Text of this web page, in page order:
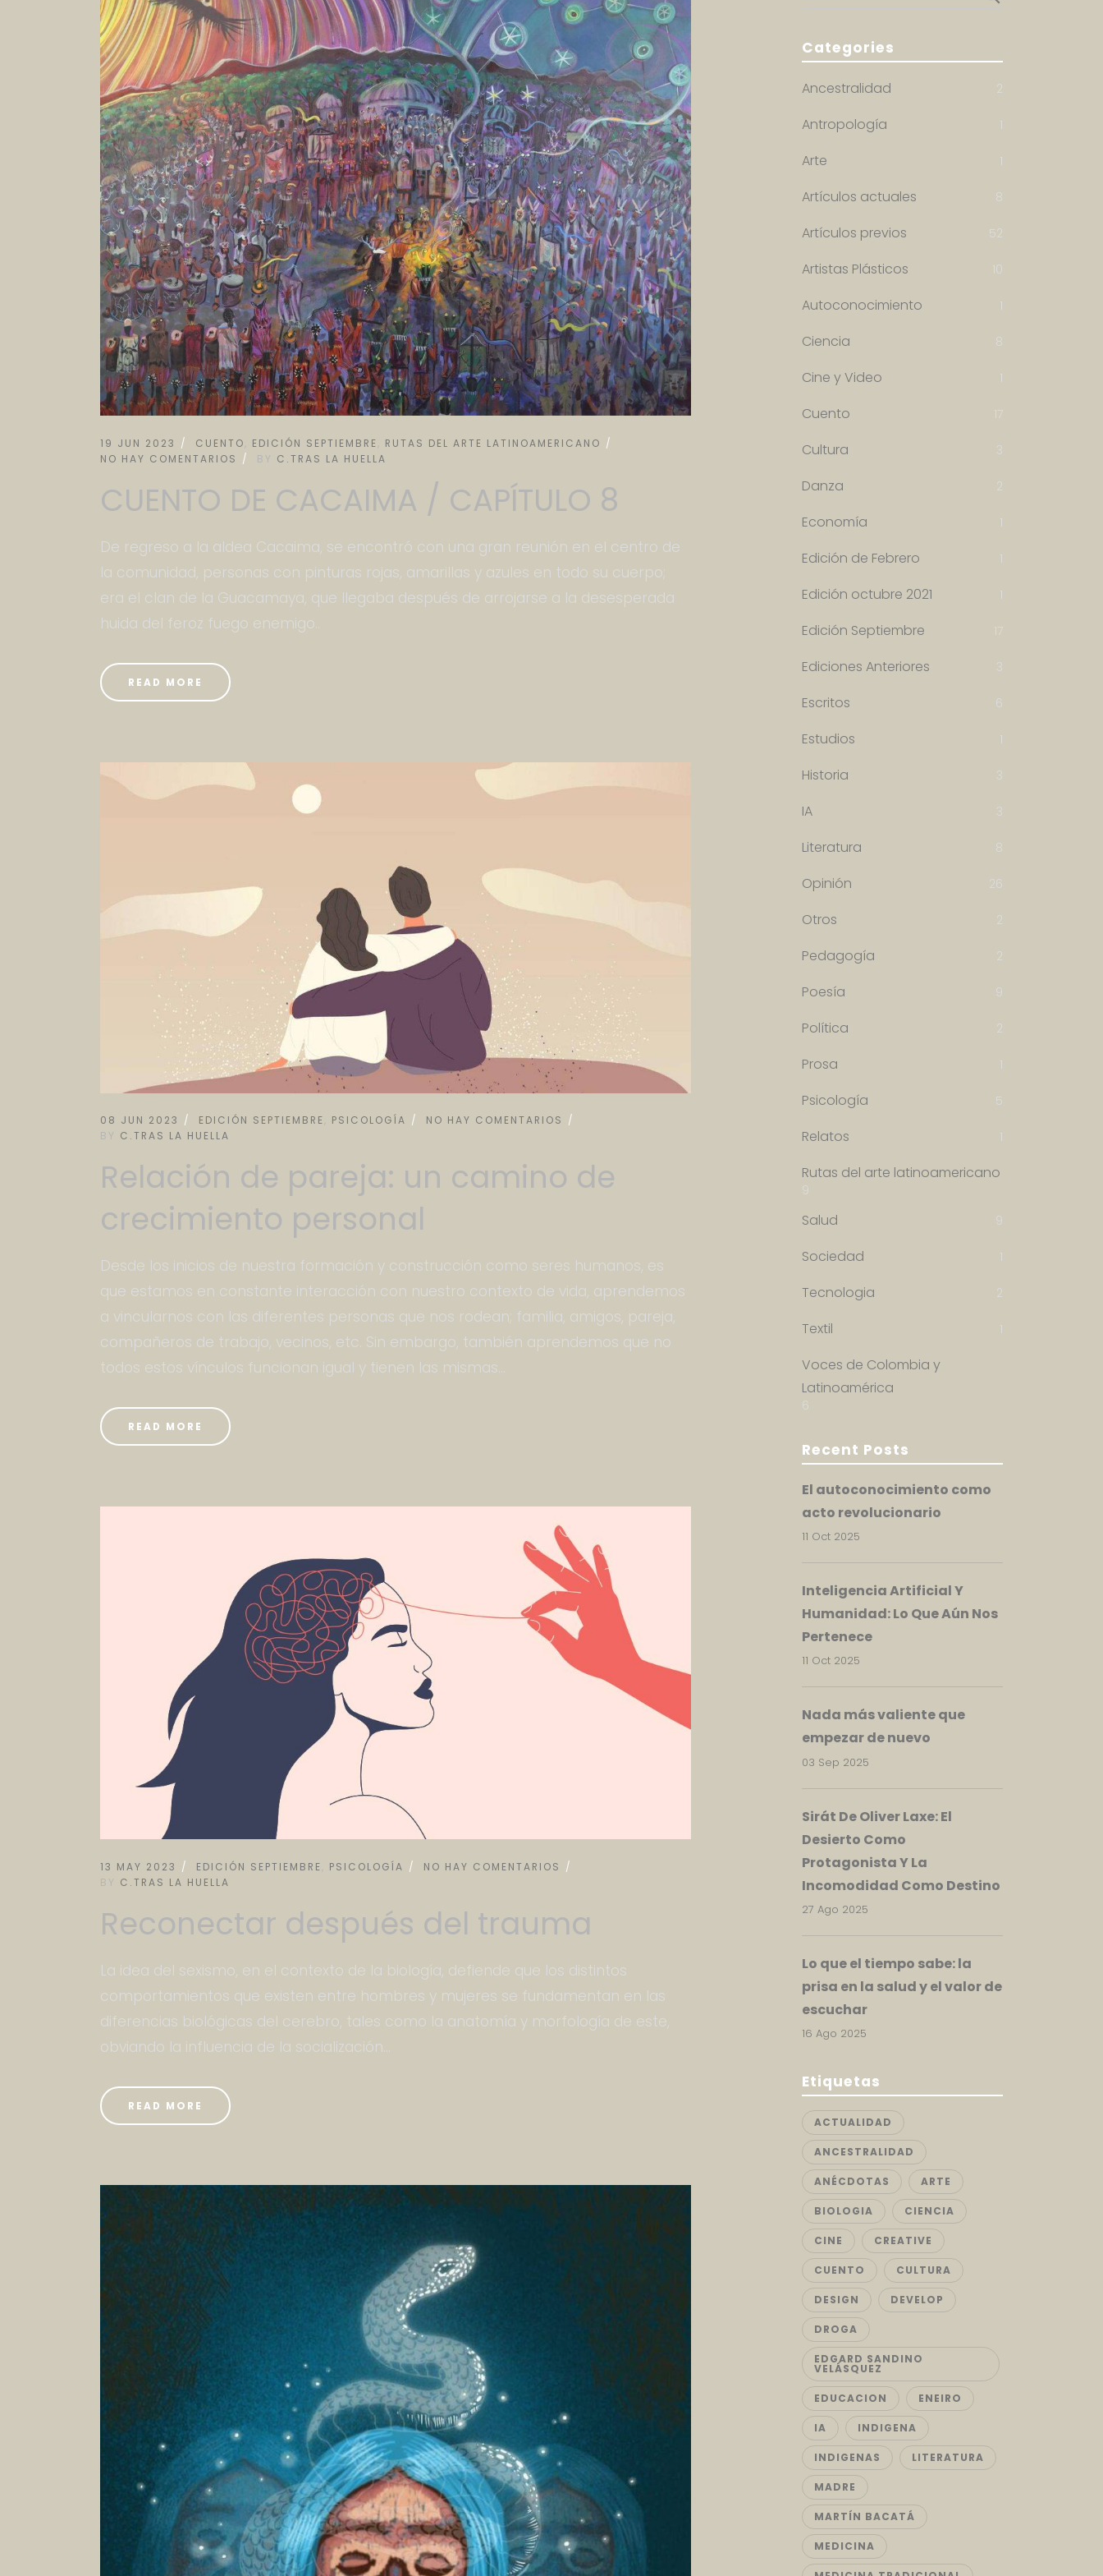
19 JUN 2023 CUENTO EDICIÓN SEPTIEMBRE
RUTAS DEL ARTE LATINOAMERICANO
NO HAY COMENTARIOS
BY C.TRAS LA HUELLA
CUENTO DE CACAIMA / CAPÍTULO 8
De regreso a la aldea Cacaima, se encontró con una gran reunión en el centro de
la comunidad, personas con pinturas rojas, amarillas y azules en todo su cuerpo;
era el clan de la Guacamaya, que llegaba después de arrojarse a la desesperada
huida del feroz fuego enemigo..
READ MORE
08 JUN 2023 EDICIÓN SEPTIEMBRE PSICOLOGÍA
NO HAY COMENTARIOS
BY C.TRAS LA HUELLA
Relación de pareja: un camino de
crecimiento personal
Desde los inicios de nuestra formación y construcción como seres humanos, es
que estamos en constante interacción con nuestro contexto de vida, aprendemos
a vincularnos con las diferentes personas que nos rodean; familia, amigos, pareja,
compañeros de trabajo, vecinos, etc. Sin embargo, también aprendemos que no
todos estos vínculos funcionan igual y tienen las mismas...
READ MORE
13 MAY 2023 EDICIÓN SEPTIEMBRE PSICOLOGÍA
NO HAY COMENTARIOS
BY C.TRAS LA HUELLA
Reconectar después del trauma
La idea del sexismo, en el contexto de la biología, defiende que los distintos
comportamientos que existen entre hombres y mujeres se fundamentan en las
diferencias biológicas del cerebro, tales como la anatomía y morfología de este,
obviando la influencia de la socialización...
READ MORE
Categories
Ancestralidad 2
Antropología 1
Arte 1
Artículos actuales 8
Artículos previos 52
Artistas Plásticos 10
Autoconocimiento 1
Ciencia 8
Cine y Video 1
Cuento 17
Cultura 3
Danza 2
Economía 1
Edición de Febrero 1
Edición octubre 2021 1
Edición Septiembre 17
Ediciones Anteriores 3
Escritos 6
Estudios 1
Historia 3
IA 3
Literatura 8
Opinión 26
Otros 2
Pedagogía 2
Poesía 9
Política 2
Prosa 1
Psicología 5
Relatos 1
Rutas del arte latinoamericano
9
Salud 9
Sociedad 1
Tecnologia 2
Textil 1
Voces de Colombia y
Latinoamérica
6
Recent Posts
El autoconocimiento como
acto revolucionario
11 Oct 2025
Inteligencia Artificial Y
Humanidad: Lo Que Aún Nos
Pertenece
11 Oct 2025
Nada más valiente que
empezar de nuevo
03 Sep 2025
Sirát De Oliver Laxe: El
Desierto Como
Protagonista Y La
Incomodidad Como Destino
27 Ago 2025
Lo que el tiempo sabe: la
prisa en la salud y el valor de
escuchar
16 Ago 2025
Etiquetas
ACTUALIDAD
ANCESTRALIDAD
ANÉCDOTAS ARTE
BIOLOGIA CIENCIA
CINE CREATIVE
CUENTO CULTURA
DESIGN DEVELOP
DROGA
EDGARD SANDINO
VELÁSQUEZ
EDUCACION ENEIRO
IA INDIGENA
INDIGENAS LITERATURA
MADRE
MARTÍN BACATÁ
MEDICINA